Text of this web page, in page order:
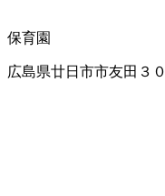
保育園
広島県廿日市市友田３０